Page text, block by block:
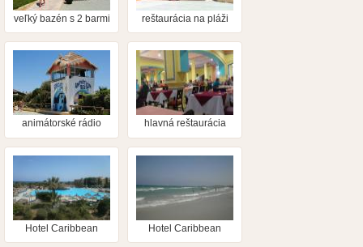
veľký bazén s 2 barmi
a detský bazén
reštaurácia na pláži
animátorské rádio hlavná reštaurácia
Hotel Caribbean
World Mahdia
Hotel Caribbean
World Mahdia